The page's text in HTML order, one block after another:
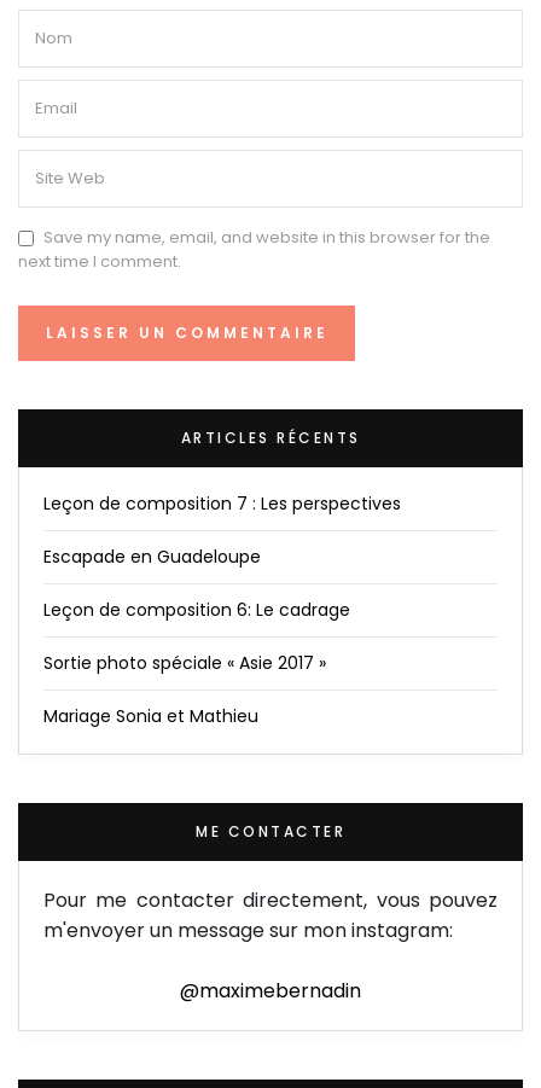
Save my name, email, and website in this browser for the
next time I comment.
ARTICLES RÉCENTS
Leçon de composition 7 : Les perspectives
Escapade en Guadeloupe
Leçon de composition 6: Le cadrage
Sortie photo spéciale « Asie 2017 »
Mariage Sonia et Mathieu
ME CONTACTER
Pour me contacter directement, vous pouvez
m'envoyer un message sur mon instagram:
@maximebernadin